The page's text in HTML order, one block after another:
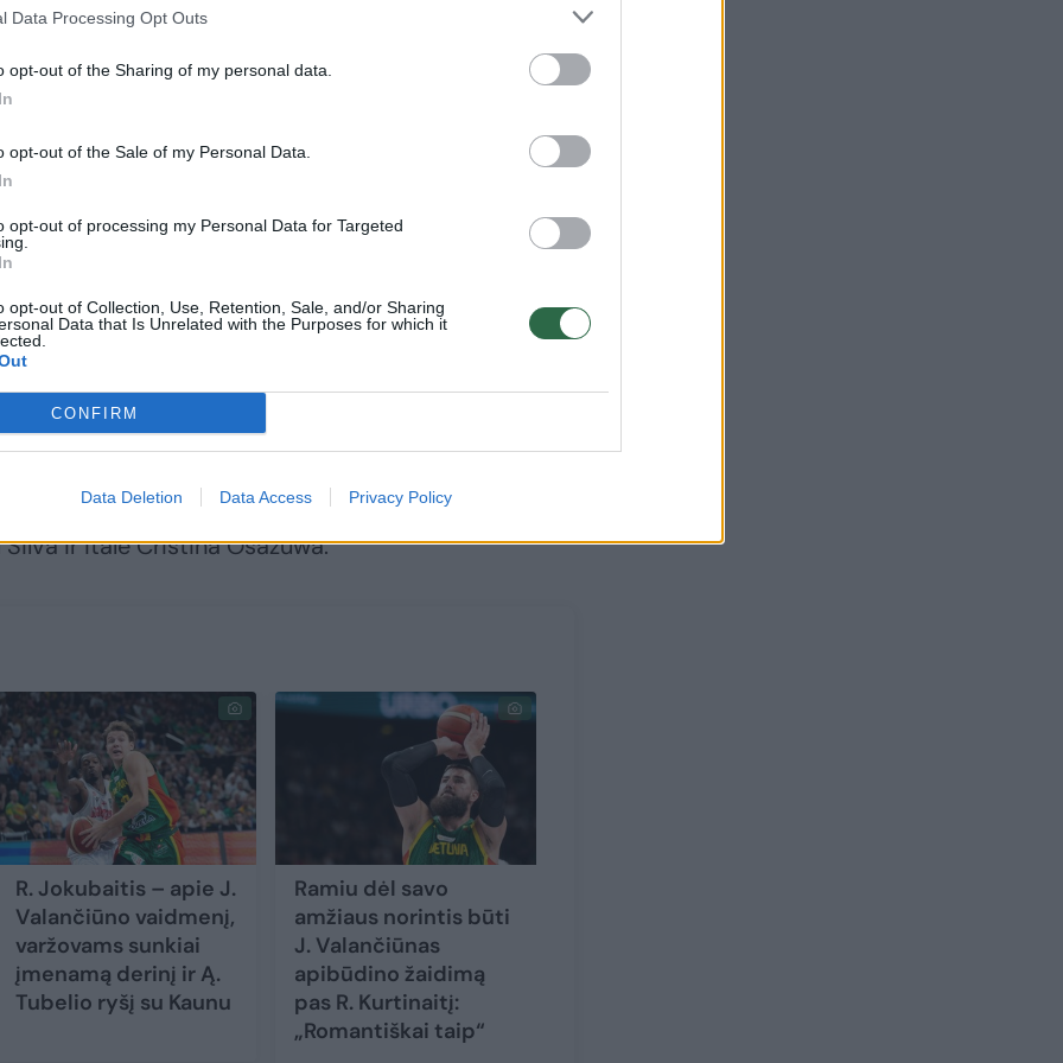
Data Processing Opt Outs
opt-out of the Sharing of my personal data.
opt-out of the Sale of my Personal Data.
opt-out of processing my Personal Data for Targeted
opt-out of Collection, Use, Retention, Sale, and/or Sharing
Data that Is Unrelated with the Purposes for which it
CONFIRM
Data Deletion Data Access Privacy Policy
– neeilinis individualus šou dvikovoje su Izraelio
net 43 taškus – tai buvo geriausias rezultatas
taškus vienose rungtynėse.
MVP pripažinta ispanė Gina Garcia, latvė Raina
ir italė Cristina Osazuwa.
R. Jokubaitis – apie J.
Valančiūno vaidmenį,
varžovams sunkiai
įmenamą derinį ir Ą.
Tubelio ryšį su Kaunu
Ramiu dėl savo
amžiaus norintis būti
J. Valančiūnas
apibūdino žaidimą
pas R. Kurtinaitį:
„Romantiškai taip“